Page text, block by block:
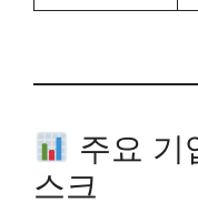
주요 기
스크